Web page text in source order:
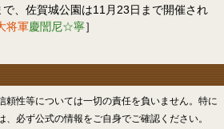
、佐賀城公園は11月23日まで開催され
将軍慶誾尼☆寧］
頼性等については一切の責任を負いません。特に
必ず公式の情報をご自身でご確認ください。